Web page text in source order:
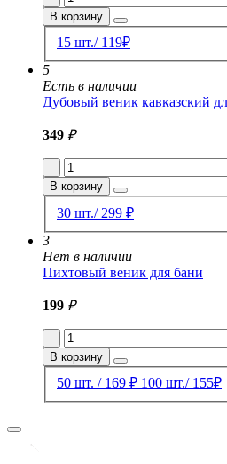
В корзину
15 шт./ 119₽
5
Есть в наличии
Дубовый веник кавказский
349 ₽
В корзину
30 шт./ 299 ₽
3
Нет в наличии
Пихтовый веник для бани
199 ₽
В корзину
50 шт. / 169 ₽ 100 шт./ 155₽